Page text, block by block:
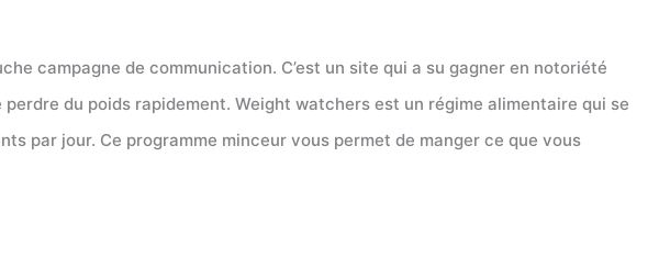
campagne de communication. C’est un site qui a su gagner en notoriété
du poids rapidement. Weight watchers est un régime alimentaire qui se
par jour. Ce programme minceur vous permet de manger ce que vous